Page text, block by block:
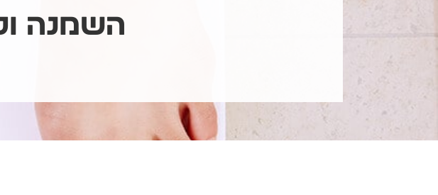
השמנה